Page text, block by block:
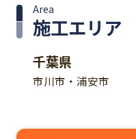
施工エリア
Area
千葉県
市川市・浦安市